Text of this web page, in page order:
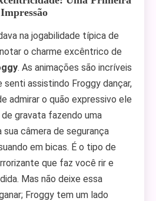
Impressão
na jogabilidade típica de
o charme excêntrico de
. As animações são incríveis
assistindo Froggy dançar,
admirar o quão expressivo ele
gravata fazendo uma
câmera de segurança
em bicas. É o tipo de
que faz você rir e
Mas não deixe essa
Froggy tem um lado